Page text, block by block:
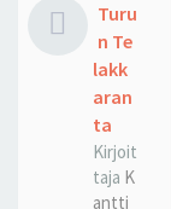
Turu
n Te
lakk
aran
ta
Kirjoit
taja K
antti